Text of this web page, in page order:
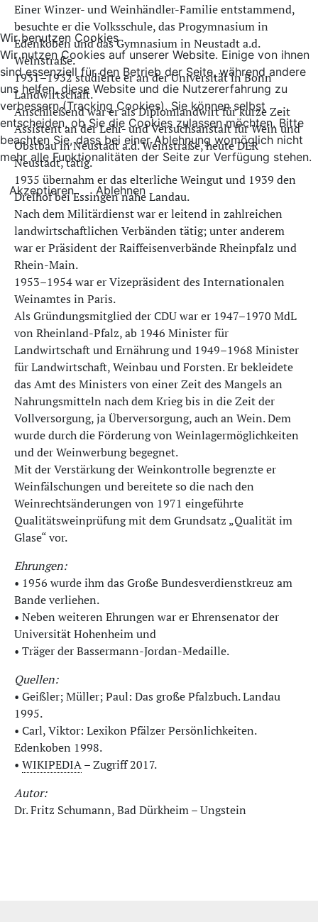
Einer Winzer- und Weinhändler-Familie entstammend,
besuchte er die Volksschule, das Progymnasium in
Edenkoben und das Gymnasium in Neustadt a.d.
Weinstraße.
1931–1932 studierte er an der Universität in Bonn
Landwirtschaft.
Anschließend war er als Diplomlandwirt für kurze Zeit
Assistent an der Lehr- und Versuchsanstalt für Wein und
Obstbau in Neustadt a.d. Weinstraße, heute DLR
Neustadt, tätig.
1935 übernahm er das elterliche Weingut und 1939 den
Dreihof bei Essingen nahe Landau.
Nach dem Militärdienst war er leitend in zahlreichen
landwirtschaftlichen Verbänden tätig; unter anderem
war er Präsident der Raiffeisenverbände Rheinpfalz und
Rhein-Main.
1953–1954 war er Vizepräsident des Internationalen
Weinamtes in Paris.
Als Gründungsmitglied der CDU war er 1947–1970 MdL
von Rheinland-Pfalz, ab 1946 Minister für
Landwirtschaft und Ernährung und 1949–1968 Minister
für Landwirtschaft, Weinbau und Forsten. Er bekleidete
das Amt des Ministers von einer Zeit des Mangels an
Nahrungsmitteln nach dem Krieg bis in die Zeit der
Vollversorgung, ja Überversorgung, auch an Wein. Dem
wurde durch die Förderung von Weinlagermöglichkeiten
und der Weinwerbung begegnet.
Mit der Verstärkung der Weinkontrolle begrenzte er
Weinfälschungen und bereitete so die nach den
Weinrechtsänderungen von 1971 eingeführte
Qualitätsweinprüfung mit dem Grundsatz „Qualität im
Glase“ vor.
Ehrungen:
• 1956 wurde ihm das Große Bundesverdienstkreuz am
Bande verliehen.
• Neben weiteren Ehrungen war er Ehrensenator der
Universität Hohenheim und
• Träger der Bassermann-Jordan-Medaille.
Quellen:
• Geißler; Müller; Paul: Das große Pfalzbuch. Landau
1995.
• Carl, Viktor: Lexikon Pfälzer Persönlichkeiten.
Edenkoben 1998.
• WIKIPEDIA– Zugriff 2017.
Autor:
Dr. Fritz Schumann, Bad Dürkheim – Ungstein
Wir benutzen Cookies
Wir nutzen Cookies auf unserer Website. Einige von ihnen
sind essenziell für den Betrieb der Seite, während andere
uns helfen, diese Website und die Nutzererfahrung zu
verbessern (Tracking Cookies). Sie können selbst
entscheiden, ob Sie die Cookies zulassen möchten. Bitte
beachten Sie, dass bei einer Ablehnung womöglich nicht
mehr alle Funktionalitäten der Seite zur Verfügung stehen.
Akzeptieren Ablehnen